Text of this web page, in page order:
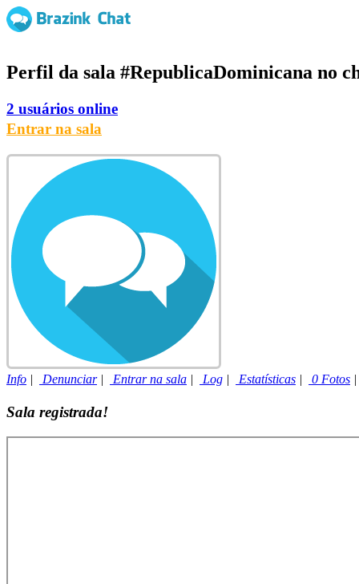
Perfil da sala #RepublicaDominicana no
2 usuários online
Entrar na sala
Info | Denunciar| Entrar na sala | Log | Estatísticas | 0 Fotos
Sala registrada!